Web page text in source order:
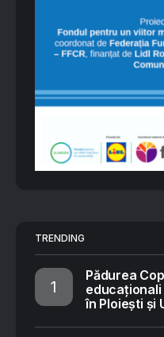
TRENDING
Pădurea
în Ploiești și